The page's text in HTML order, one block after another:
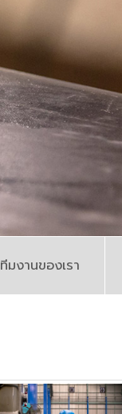
ทีมงานของเรา